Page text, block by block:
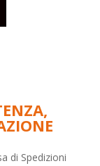
di Spedizioni